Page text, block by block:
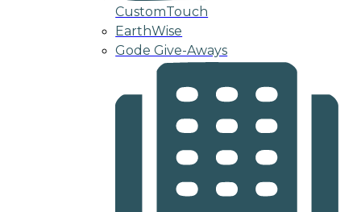
CustomTouch
EarthWise
Gode Give-Aways